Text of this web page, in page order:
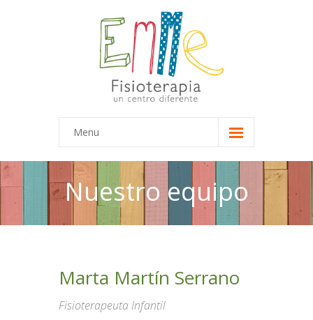
Menu
Inicio
Equipo
Terapias
-- Terapias Infantiles
Nuestro equipo
Marta Martín Serrano
Fisioterapeuta Infantil